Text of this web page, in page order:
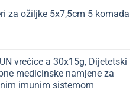
za ožiljke 5x7,5cm 5 komada
vrećice a 30x15g, Dijetetski
medicinske namjene za
imunim sistemom